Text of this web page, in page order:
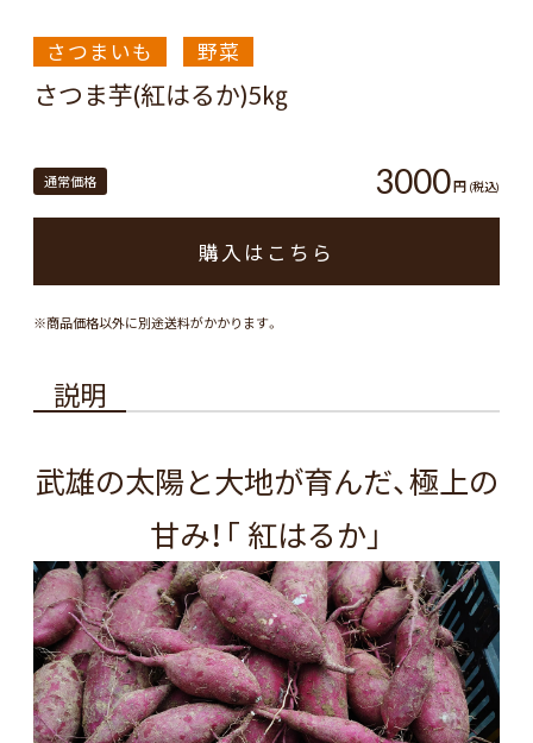
さつまいも 野菜
さつま芋(紅はるか)5㎏
通常価格 3000円 (税込)
購入はこちら
※商品価格以外に別途送料がかかります。
説明
武雄の太陽と大地が育んだ、極上の
甘み！「 紅はるか」